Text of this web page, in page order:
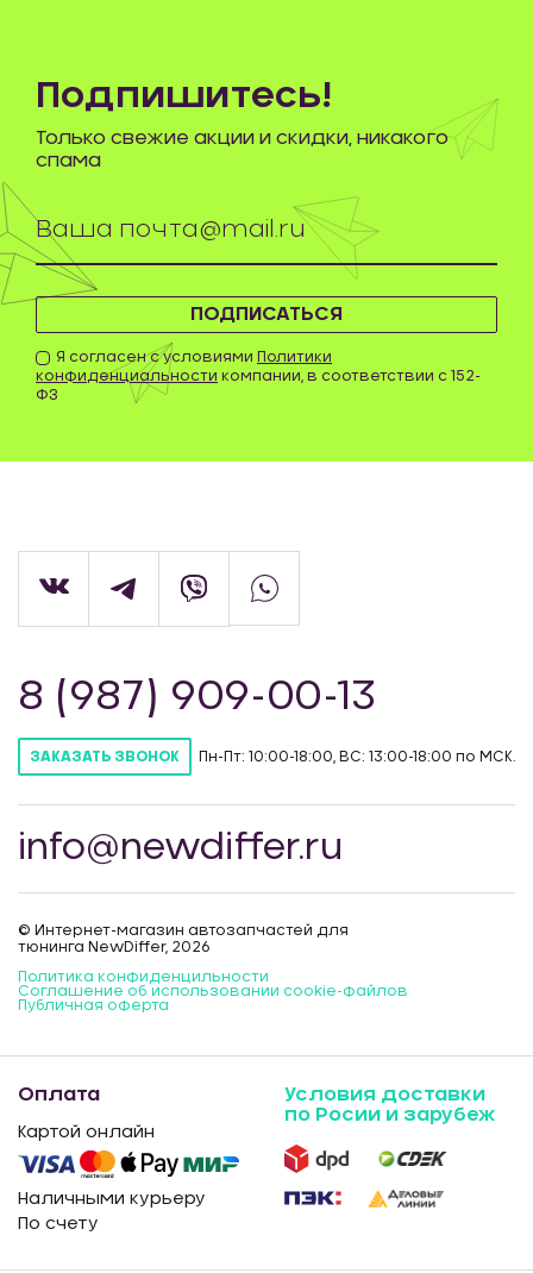
ПОДПИСАТЬСЯ
Я согласен с условиями Политики
конфиденциальности компании, в соответствии с 152-
ФЗ
Подпишитесь!
Только свежие акции и скидки, никакого
спама
8 (987) 909-00-13
ЗАКАЗАТЬ ЗВОНОК Пн-Пт: 10:00-18:00, ВС: 13:00-18:00 по МСК.
info@newdiffer.ru
© Интернет-магазин автозапчастей для
тюнинга NewDiffer, 2026
Политика конфиденцильности
Соглашение об использовании cookie-файлов
Публичная оферта
Оплата
Картой онлайн
Наличными курьеру
По счету
Условия доставки
по Росии и зарубеж